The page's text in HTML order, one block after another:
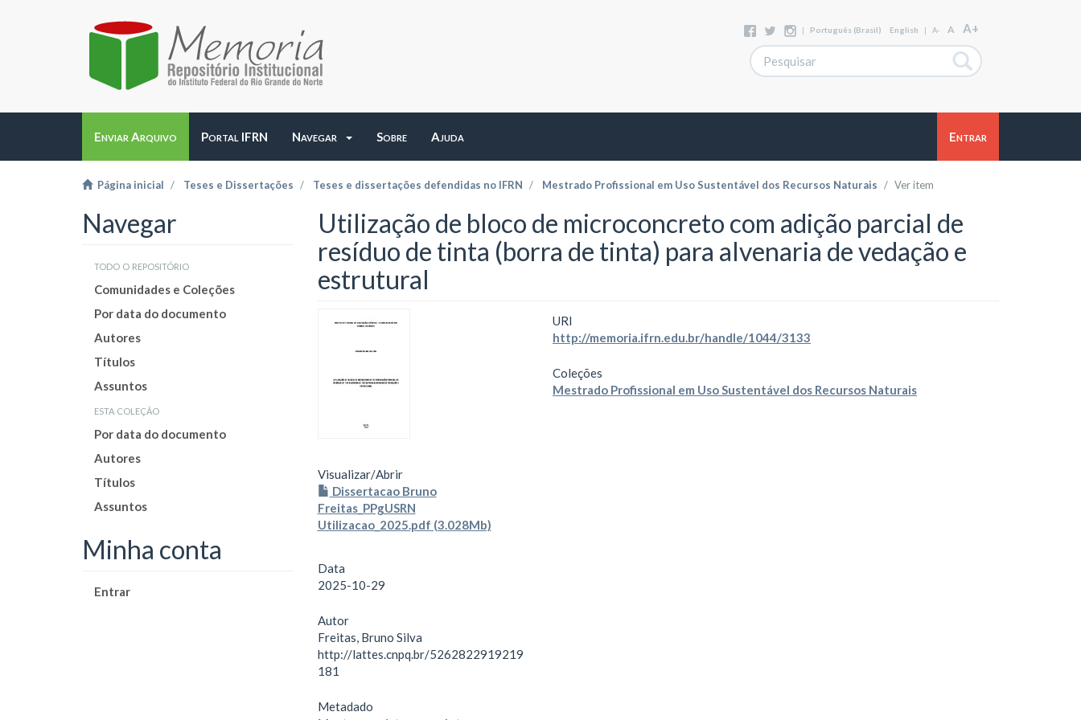
| Português (Brasil) English | A- A A+
Enviar Arquivo Portal IFRN Navegar Sobre Ajuda Entrar
Página inicial Teses e Dissertações Teses e dissertações defendidas no IFRN Mestrado Profissional em Uso Sustentável dos Recursos Naturais Ver item
Navegar
todo o repositório
Comunidades e Coleções
Por data do documento
Autores
Títulos
Assuntos
esta coleção
Por data do documento
Autores
Títulos
Assuntos
Minha conta
Entrar
Utilização de bloco de microconcreto com adição parcial de
resíduo de tinta (borra de tinta) para alvenaria de vedação e
estrutural
Visualizar/Abrir
Dissertacao Bruno
Freitas_PPgUSRN
Utilizacao_2025.pdf (3.028Mb)
Data
2025-10-29
Autor
Freitas, Bruno Silva
http://lattes.cnpq.br/5262822919219
181
Metadado
URI
http://memoria.ifrn.edu.br/handle/1044/3133
Coleções
Mestrado Profissional em Uso Sustentável dos Recursos Naturais